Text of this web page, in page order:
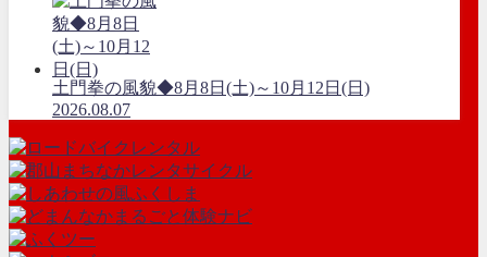
土門拳の風貌◆8月8日(土)～10月12日(日)
2026.08.07